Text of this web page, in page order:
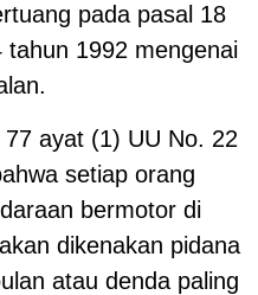
pada pasal 18
1992 mengenai
ayat (1) UU No. 22
setiap orang
bermotor di
dikenakan pidana
atau denda paling